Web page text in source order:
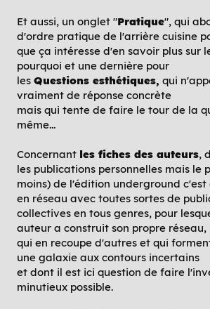
Et aussi, un onglet "Pratique", qui
d'ordre pratique de l'arrière cuisine
que ça intéresse d'en savoir plus sur
pourquoi et une dernière pour
les Questions esthétiques, qui
vraiment de réponse concrète
mais qui tente de faire le tour de la
même...
Concernant les fiches des auteurs,
les publications personnelles mais le
moins) de l'édition underground
en réseau avec toutes sortes de
collectives en tous genres, pour
auteur a construit son propre réseau,
qui en recoupe d'autres et qui
une galaxie aux contours incertains
et dont il est ici question de faire
minutieux possible.